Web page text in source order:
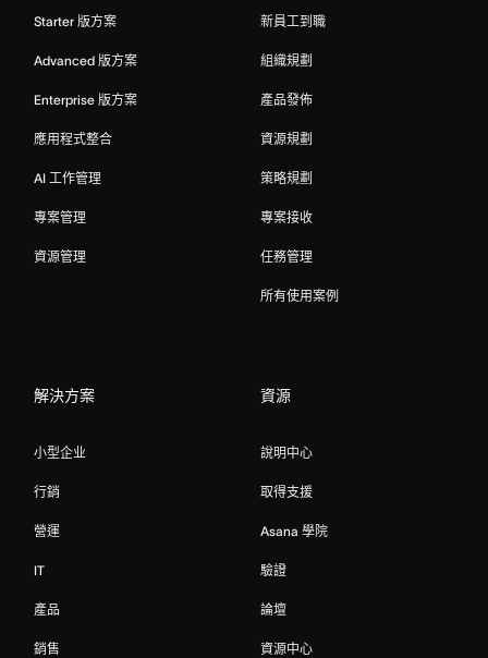
Starter 版方案
Advanced 版方案
Enterprise 版方案
應用程式整合
AI 工作管理
專案管理
資源管理
新員工到職
組織規劃
產品發佈
資源規劃
策略規劃
專案接收
任務管理
所有使用案例
解決方案
小型企业
行銷
營運
IT
產品
銷售
資源
說明中心
取得支援
Asana 學院
驗證
論壇
資源中心